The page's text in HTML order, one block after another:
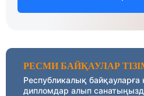
РЕСМИ БАЙҚАУЛАР
Республикалық
дипломдар алып